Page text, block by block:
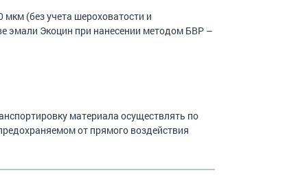
(без учета шероховатости и
эмали Экоцин при нанесении методом БВР –
материала осуществлять по
от прямого воздействия